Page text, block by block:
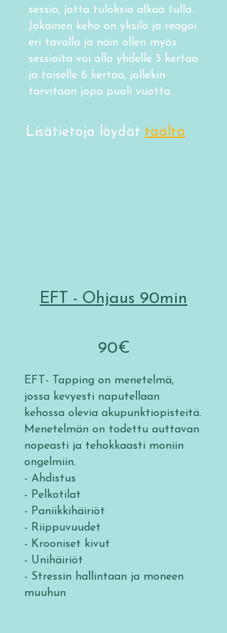
sessio, jotta tuloksia alkaa tulla.
Jokainen keho on yksilö ja reagoi
eri tavalla ja näin ollen myös
sessioita voi olla yhdelle 3 kertaa
ja toiselle 6 kertaa, jollekin
tarvitaan jopa puoli vuotta.
Lisätietoja löydät täältä
EFT - Ohjaus 90min
​90€
EFT- Tapping on menetelmä,
jossa kevyesti naputellaan
kehossa olevia akupunktiopisteitä.
Menetelmän on todettu auttavan
nopeasti ja tehokkaasti moniin
ongelmiin.
- Ahdistus
- Pelkotilat
- Paniikkihäiriöt
- Riippuvuudet
- Krooniset kivut
- Unihäiriöt
- Stressin hallintaan ja moneen
muuhun